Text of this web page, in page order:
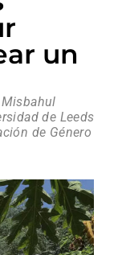
un
de Leeds
de Género